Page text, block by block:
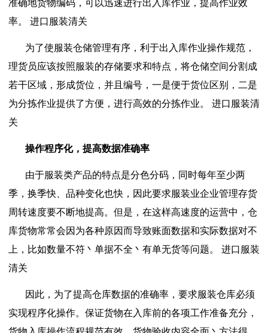
准确地货物编码，可以迅速进行出入库作业，提高作业效
率。 进口服装清关
为了使服装仓储管理有序，利于出入库作业操作规范，
理货员应该按照服装的存储要求和特点，将仓储空间分割成
若干区域，形成货位，并且编号，一是便于货位区别，二是
为分拣作业提供了方便，进行高效的分拣作业。 进口服装清
关
操作程序化，提高数据准确率
由于服装类产品的特点是分色分码，同时每年至少两
季，换季快、品种变化也快，因此要求服装业企业管理存货
周转速度要不断地提高。但是，在这样高速度的运营中，仓
库货物常常会因为各种原因而导致账面数据和实际数据对不
上，比如数量不符丶单据不全丶有单无货等问题。 进口服装
清关
因此，为了提高仓库数据的准确率，要求服装仓库必须
实现程序化操作。保证货物在入库前的各项工作准备充分，